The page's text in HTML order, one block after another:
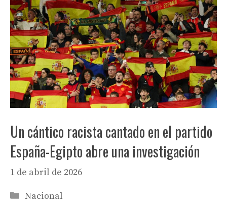
Un cántico racista cantado en el partido
España-Egipto abre una investigación
1 de abril de 2026
Categorías
Nacional